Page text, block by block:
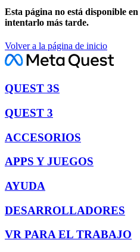
Esta página no está disponible
intentarlo más tarde.
Volver a la página de inicio
QUEST 3S
QUEST 3
ACCESORIOS
APPS Y JUEGOS
AYUDA
DESARROLLADORES
VR PARA EL TRABAJO